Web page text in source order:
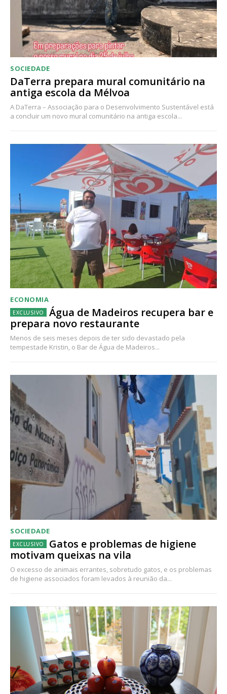
Acesso aos conteúdos Exclusivos para
assinantes
Ofertas para assinatura anual
Escolha o plano
ASSINATURA
16€
12 meses
Acesso ao conteúdo online
Acesso aos conteúdos Exclusivos para
assinantes
Ofertas para assinatura anual
Escolha o plano
SOCIEDADE
DaTerra prepara mural comunitário na
antiga escola da Mélvoa
A DaTerra – Associação para o Desenvolvimento Sustentável está
a concluir um novo mural comunitário na antiga escola...
ECONOMIA
Água de Madeiros recupera bar e
prepara novo restaurante
Menos de seis meses depois de ter sido devastado pela
tempestade Kristin, o Bar de Água de Madeiros...
SOCIEDADE
Gatos e problemas de higiene
motivam queixas na vila
O excesso de animais errantes, sobretudo gatos, e os problemas
de higiene associados foram levados à reunião da...